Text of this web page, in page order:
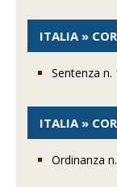
ITALIA »
Sentenza
ITALIA »
Ordinanza